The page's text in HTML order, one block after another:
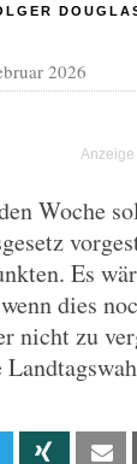
2026
Woche
Es
dies
nicht zu
Linkedin Xing